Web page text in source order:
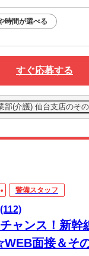
時間が選べる
すぐ応募する
(介護) 仙台支店のそ
警備スタッフ
ャンス！新幹
面接＆そ